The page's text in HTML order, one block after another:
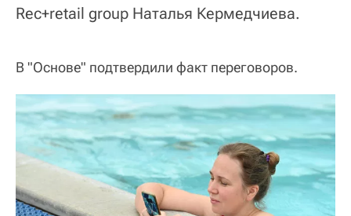
Rec+retail group Наталья Кермедчиева.
В "Основе" подтвердили факт переговоров.